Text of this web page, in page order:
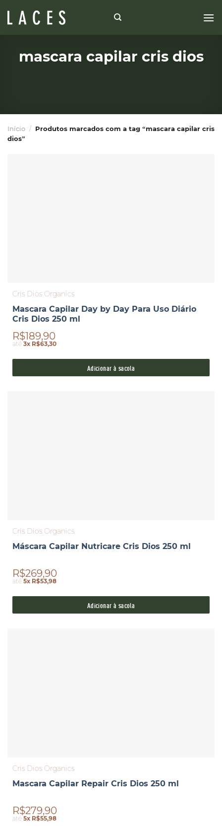
mascara capilar cris dios
Início /
Produtos marcados com a tag “mascara capilar cris
dios”
Cris Dios Organics
Mascara Capilar Day by Day Para Uso Diário
Cris Dios 250 ml
R$189,90
até3x R$63,30
Adicionar à sacola
Cris Dios Organics
Máscara Capilar Nutricare Cris Dios 250 ml
R$269,90
até5x R$53,98
Adicionar à sacola
Cris Dios Organics
Mascara Capilar Repair Cris Dios 250 ml
R$279,90
até5x R$55,98